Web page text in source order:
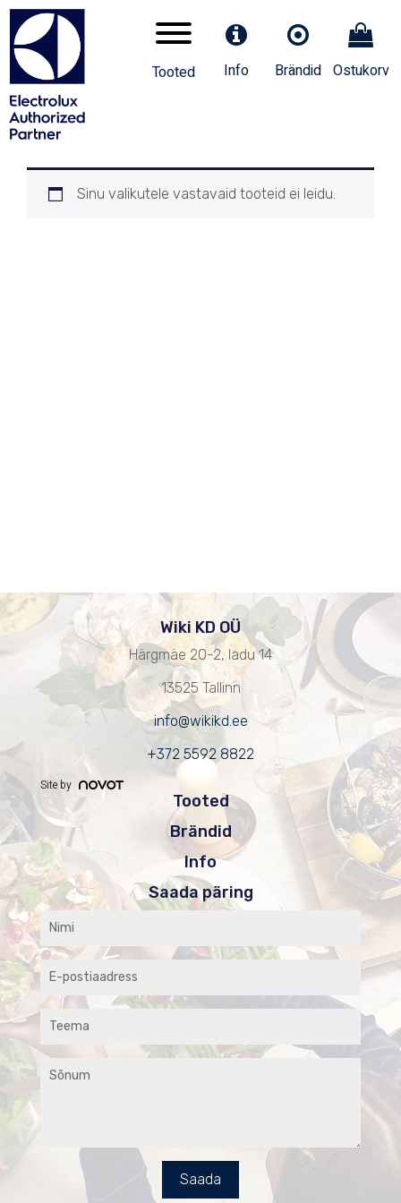
Tooted Info Brändid Ostukorv
Sinu valikutele vastavaid tooteid ei leidu.
Wiki KD OÜ
Härgmäe 20-2, ladu 14
13525 Tallinn
info@wikikd.ee
+372 5592 8822
Site by
Tooted
Brändid
Info
Saada päring